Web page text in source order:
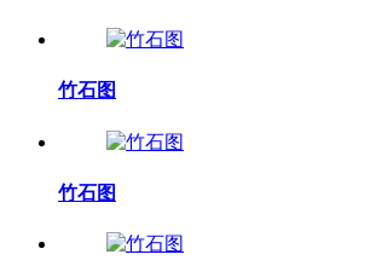
竹石图
竹石图